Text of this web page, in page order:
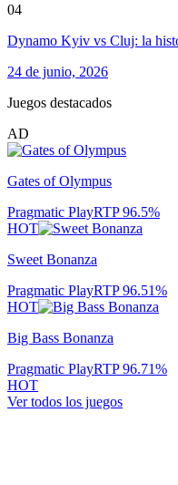
04
Dynamo Kyiv vs Cluj: la
24 de junio, 2026
Juegos destacados
AD
Gates of Olympus
Pragmatic PlayRTP96.5%
HOT
Sweet Bonanza
Pragmatic PlayRTP96.51%
HOT
Big Bass Bonanza
Pragmatic PlayRTP96.71%
HOT
Ver todos los juegos